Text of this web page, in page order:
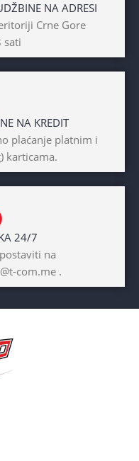
NA ADRESI
Crne Gore
sati
NA KREDIT
plaćanje platnim i
karticama.
24/7
na
com.me .